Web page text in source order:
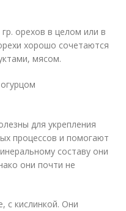
орехов в целом или в
хорошо сочетаются
мясом.
для укрепления
процессов и помогают
составу они
они почти не
с кислинкой. Они